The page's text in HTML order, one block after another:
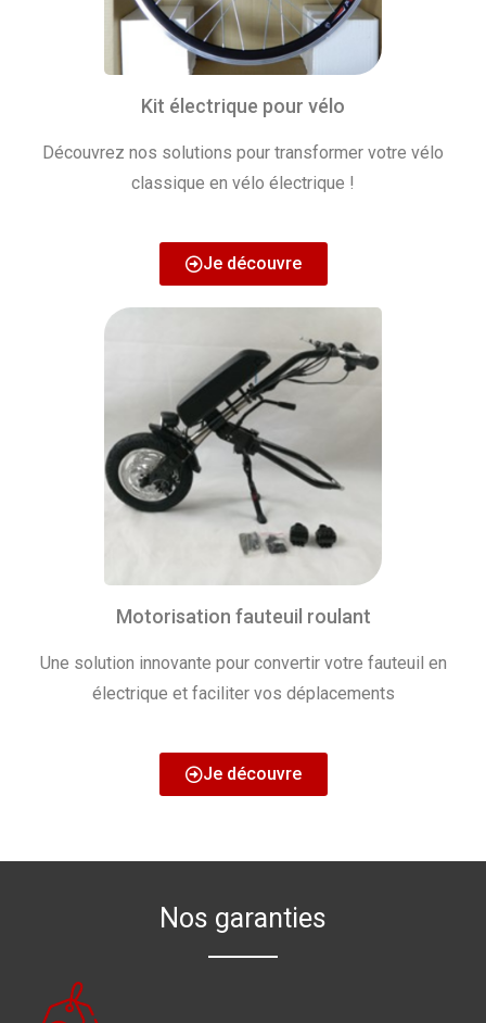
Kit électrique pour vélo
Découvrez nos solutions pour transformer votre vélo
classique en vélo électrique !
Je découvre
Motorisation fauteuil roulant
Une solution innovante pour convertir votre fauteuil en
électrique et faciliter vos déplacements
Je découvre
Nos garanties